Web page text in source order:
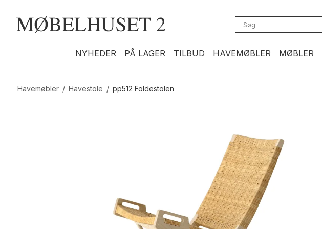
NYHEDER PÅ LAGER TILBUD HAVEMØBLER MØBLER
Havemøbler / Havestole / pp512 Foldestolen